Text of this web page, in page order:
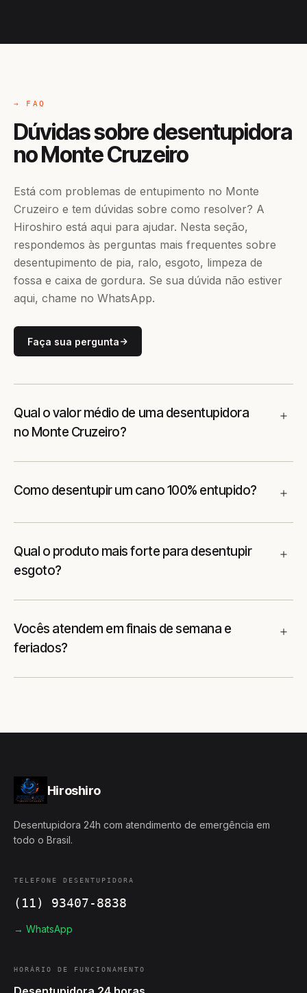
→ FAQ
Dúvidas sobre desentupidora
no Monte Cruzeiro
Está com problemas de entupimento no Monte
Cruzeiro e tem dúvidas sobre como resolver? A
Hiroshiro está aqui para ajudar. Nesta seção,
respondemos às perguntas mais frequentes sobre
desentupimento de pia, ralo, esgoto, limpeza de
fossa e caixa de gordura. Se sua dúvida não estiver
aqui, chame no WhatsApp.
Faça sua pergunta
Qual o valor médio de uma desentupidora
no Monte Cruzeiro?
Como desentupir um cano 100% entupido?
Qual o produto mais forte para desentupir
esgoto?
Vocês atendem em finais de semana e
feriados?
Hiroshiro
Desentupidora 24h com atendimento de emergência em
todo o Brasil.
TELEFONE DESENTUPIDORA
(11) 93407-8838
→ WhatsApp
HORÁRIO DE FUNCIONAMENTO